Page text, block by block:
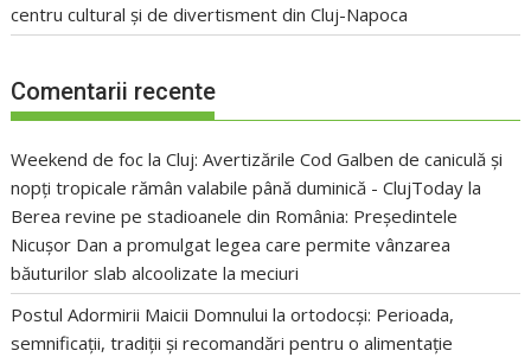
centru cultural și de divertisment din Cluj-Napoca
Comentarii recente
Weekend de foc la Cluj: Avertizările Cod Galben de caniculă și
nopți tropicale rămân valabile până duminică - ClujToday la
Berea revine pe stadioanele din România: Președintele
Nicușor Dan a promulgat legea care permite vânzarea
băuturilor slab alcoolizate la meciuri
Postul Adormirii Maicii Domnului la ortodocși: Perioada,
semnificații, tradiții și recomandări pentru o alimentație